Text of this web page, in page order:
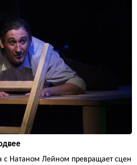
с Натаном Лейном превращает сцен